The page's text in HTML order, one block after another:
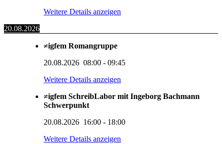
Weitere Details anzeigen
20.08.2026
≠igfem Romangruppe
20.08.2026 08:00 - 09:45
Weitere Details anzeigen
≠igfem SchreibLabor mit Ingeborg Bachmann
Schwerpunkt
20.08.2026 16:00 - 18:00
Weitere Details anzeigen